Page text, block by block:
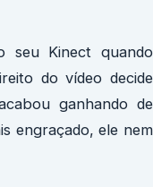
seu Kinect quando
do vídeo decide
ganhando de
engraçado, ele nem